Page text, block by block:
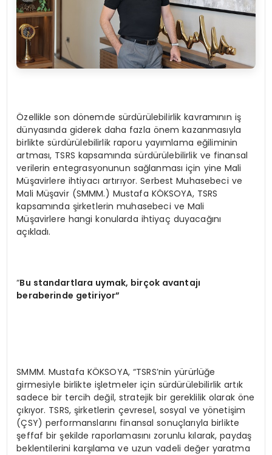
Özellikle son dönemde sürdürülebilirlik kavramının iş
dünyasında giderek daha fazla önem kazanmasıyla
birlikte sürdürülebilirlik raporu yayımlama eğiliminin
artması, TSRS kapsamında sürdürülebilirlik ve finansal
verilerin entegrasyonunun sağlanması için yine Mali
Müşavirlere ihtiyacı artırıyor. Serbest Muhasebeci ve
Mali Müşavir (SMMM.) Mustafa KÖKSOYA, TSRS
kapsamında şirketlerin muhasebeci ve Mali
Müşavirlere hangi konularda ihtiyaç duyacağını
açıkladı.
“Bu standartlara uymak, birçok avantajı
beraberinde getiriyor”
SMMM. Mustafa KÖKSOYA, “TSRS’nin yürürlüğe
girmesiyle birlikte işletmeler için sürdürülebilirlik artık
sadece bir tercih değil, stratejik bir gereklilik olarak öne
çıkıyor. TSRS, şirketlerin çevresel, sosyal ve yönetişim
(ÇSY) performanslarını finansal sonuçlarıyla birlikte
şeffaf bir şekilde raporlamasını zorunlu kılarak, paydaş
beklentilerini karşılama ve uzun vadeli değer yaratma